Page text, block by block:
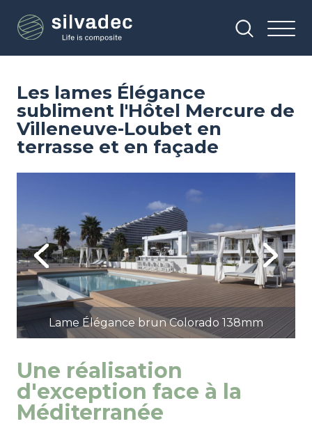
contenu
Les lames Élégance
subliment l'Hôtel Mercure de
Villeneuve-Loubet en
terrasse et en façade
Previous
Lame Élégance brun Colorado 138mm
Next
Une réalisation
d'exception face à la
Méditerranée